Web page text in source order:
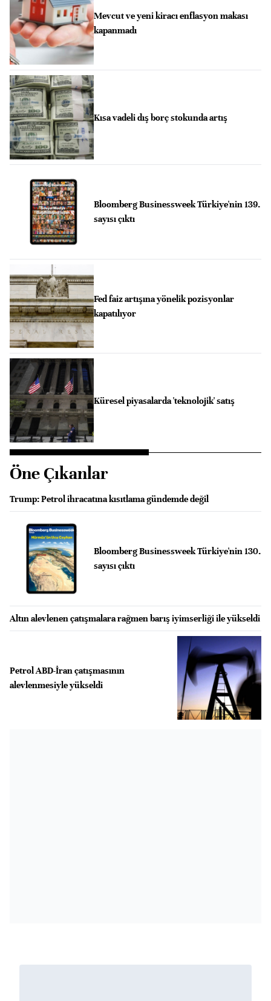
Mevcut ve yeni kiracı enflasyon makası
kapanmadı
Kısa vadeli dış borç stokunda artış
Bloomberg Businessweek Türkiye'nin 139.
sayısı çıktı
Fed faiz artışına yönelik pozisyonlar
kapatılıyor
Küresel piyasalarda 'teknolojik' satış
Öne Çıkanlar
Trump: Petrol ihracatına kısıtlama gündemde değil
Bloomberg Businessweek Türkiye'nin 130.
sayısı çıktı
Altın alevlenen çatışmalara rağmen barış iyimserliği ile yükseldi
Petrol ABD-İran çatışmasının
alevlenmesiyle yükseldi